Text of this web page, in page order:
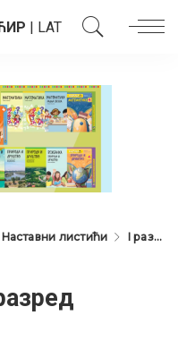
| LAT
Наставни листићи I разред